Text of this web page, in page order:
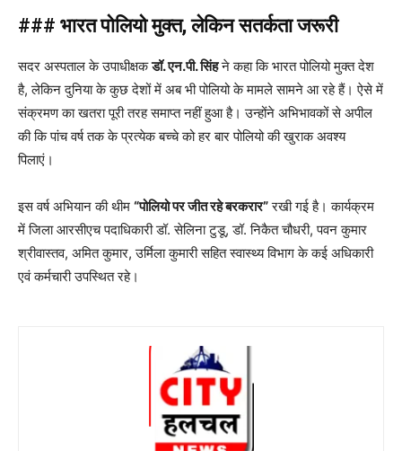
### भारत पोलियो मुक्त, लेकिन सतर्कता जरूरी
सदर अस्पताल के उपाधीक्षकडॉ. एन.पी. सिंहने कहा कि भारत पोलियो मुक्त देश
है, लेकिन दुनिया के कुछ देशों में अब भी पोलियो के मामले सामने आ रहे हैं। ऐसे में
संक्रमण का खतरा पूरी तरह समाप्त नहीं हुआ है। उन्होंने अभिभावकों से अपील
की कि पांच वर्ष तक के प्रत्येक बच्चे को हर बार पोलियो की खुराक अवश्य
पिलाएं।
इस वर्ष अभियान की थीम “पोलियो पर जीत रहे बरकरार”रखी गई है। कार्यक्रम
में जिला आरसीएच पदाधिकारी डॉ. सेलिना टुडू, डॉ. निकैत चौधरी, पवन कुमार
श्रीवास्तव, अमित कुमार, उर्मिला कुमारी सहित स्वास्थ्य विभाग के कई अधिकारी
एवं कर्मचारी उपस्थित रहे।